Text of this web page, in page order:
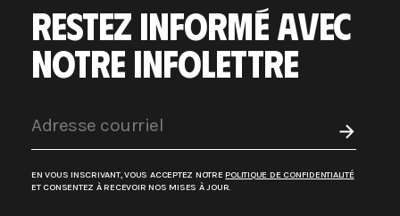
RESTEZ INFORMÉ AVEC
NOTRE INFOLETTRE
EN VOUS INSCRIVANT, VOUS ACCEPTEZ NOTRE POLITIQUE DE CONFIDENTIALITÉ
ET CONSENTEZ À RECEVOIR NOS MISES À JOUR.